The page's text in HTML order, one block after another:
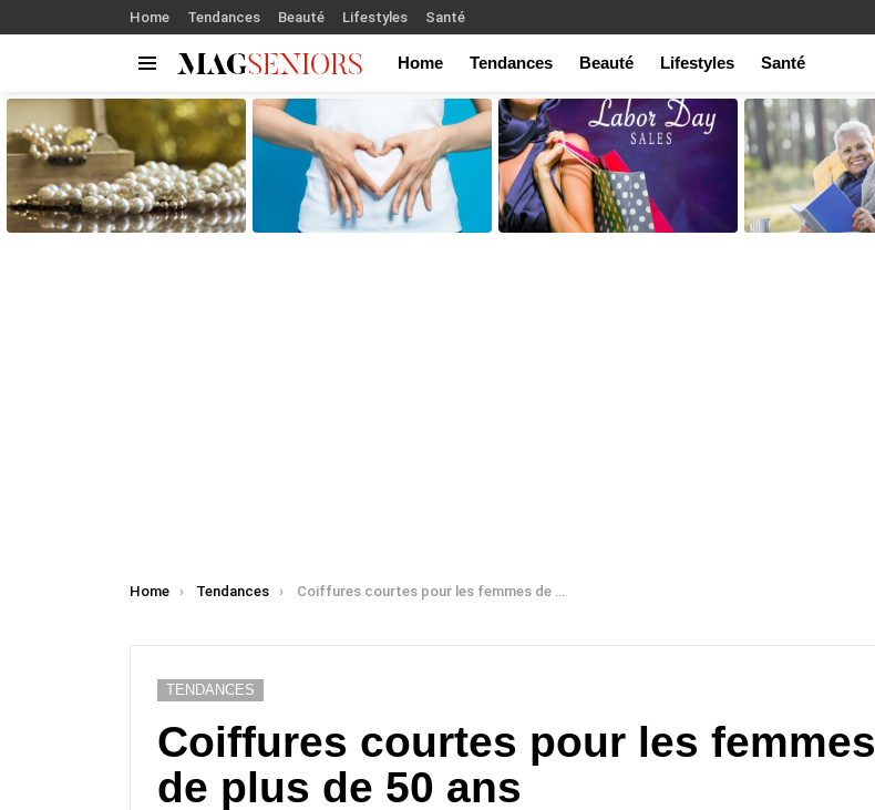
Home Tendances Beauté Lifestyles Santé
Home Tendances Beauté Lifestyles Santé
STORIES
You are here:
Home Tendances Coiffures courtes pour les femmes de plus de 50 ans
TENDANCES
Coiffures courtes pour les femmes
de plus de 50 ans